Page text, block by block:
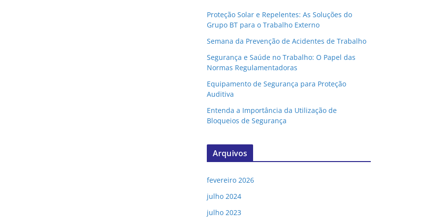
Proteção Solar e Repelentes: As Soluções do
Grupo BT para o Trabalho Externo
Semana da Prevenção de Acidentes de Trabalho
Segurança e Saúde no Trabalho: O Papel das
Normas Regulamentadoras
Equipamento de Segurança para Proteção
Auditiva
Entenda a Importância da Utilização de
Bloqueios de Segurança
Arquivos
fevereiro 2026
julho 2024
julho 2023